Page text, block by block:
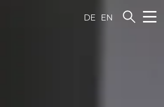
DE EN